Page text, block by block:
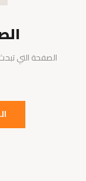
الصفحة التي